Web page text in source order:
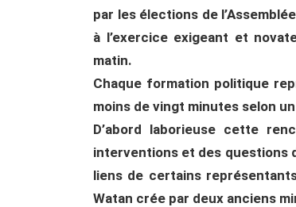
par les élections de
à l’exercice exigeant et
matin.
Chaque formation politique
moins de vingt minutes selon
D’abord laborieuse cette
interventions et des questions
liens de certains
Watan crée par deux anciens